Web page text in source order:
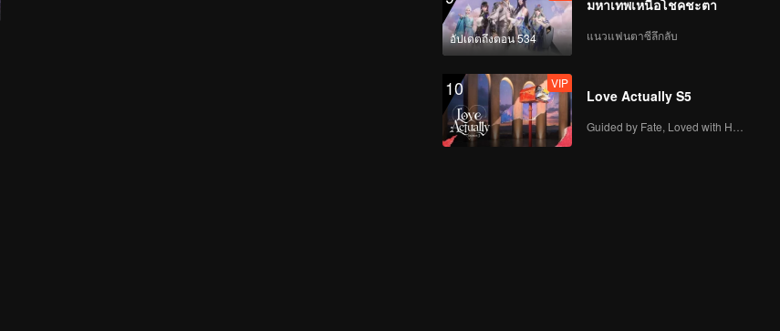
อัปเดตถึงตอน 534
มหาเทพเหนือโชคชะตา
แนวแฟนตาซีลึกลับ
10 VIP
Love Actually S5